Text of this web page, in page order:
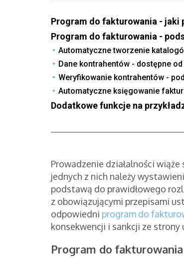
Program do fakturowania - jaki
Program do fakturowania -
Automatyczne tworzenie
Dane kontrahentów - dostępne od
Weryfikowanie kontrahentów -
Automatyczne księgowanie
Dodatkowe funkcje na
Prowadzenie działalności
jednych z nich należy
podstawą do prawidłowego
z obowiązującymi przepisami
odpowiedni program do
konsekwencji i sankcji ze strony
Program do